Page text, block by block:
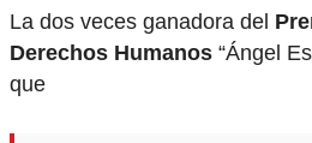
La dos veces ganadora del
Derechos Humanos “Ángel
que